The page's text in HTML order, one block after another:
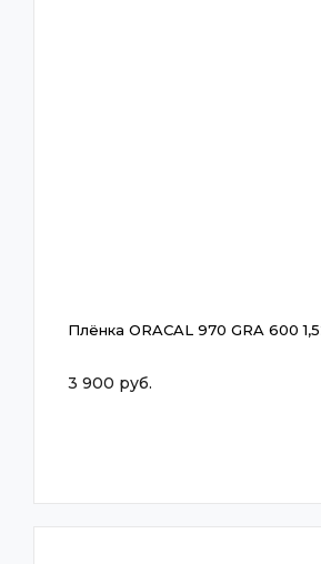
Плёнка ORACAL 970 GRA 600
3 900 руб.